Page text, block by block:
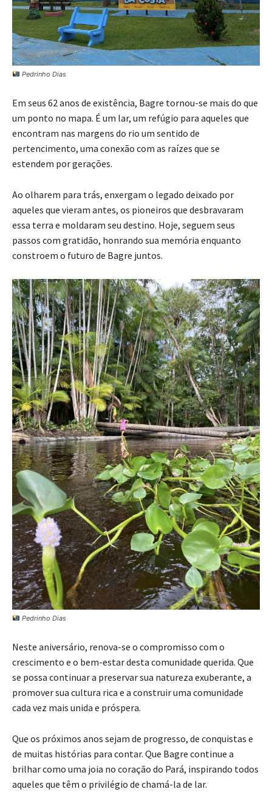
Pedrinho Dias
Em seus 62 anos de existência, Bagre tornou-se mais do que
um ponto no mapa. É um lar, um refúgio para aqueles que
encontram nas margens do rio um sentido de
pertencimento, uma conexão com as raízes que se
estendem por gerações.
Ao olharem para trás, enxergam o legado deixado por
aqueles que vieram antes, os pioneiros que desbravaram
essa terra e moldaram seu destino. Hoje, seguem seus
passos com gratidão, honrando sua memória enquanto
constroem o futuro de Bagre juntos.
Pedrinho Dias
Neste aniversário, renova-se o compromisso com o
crescimento e o bem-estar desta comunidade querida. Que
se possa continuar a preservar sua natureza exuberante, a
promover sua cultura rica e a construir uma comunidade
cada vez mais unida e próspera.
Que os próximos anos sejam de progresso, de conquistas e
de muitas histórias para contar. Que Bagre continue a
brilhar como uma joia no coração do Pará, inspirando todos
aqueles que têm o privilégio de chamá-la de lar.